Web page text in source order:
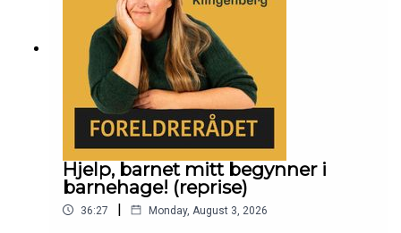
Hjelp, barnet mitt begynner i
barnehage! (reprise)
36:27 | Monday, August 3, 2026